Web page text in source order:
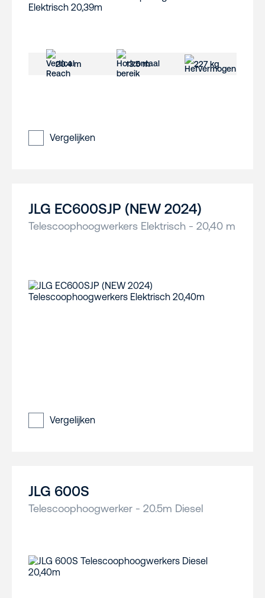
20.4 m 13.5 m 227 kg
Vergelijken
JLG EC600SJP (NEW 2024)
Telescoophoogwerkers Elektrisch - 20,40 m
Vergelijken
JLG 600S
Telescoophoogwerker - 20.5m Diesel